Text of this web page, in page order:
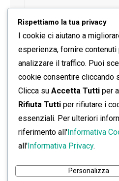
SEGUICI SU FACEBOOK
Rispettiamo la tua privacy
I cookie ci aiutano a
esperienza, fornire
analizzare il traffico. Puoi
cookie consentire cliccando
Clicca su Accetta Tutti per
Rifiuta Tutti per rifiutare i
essenziali. Per ulteriori
riferimento all'Informativa
all'Informativa Privacy.
Personalizza